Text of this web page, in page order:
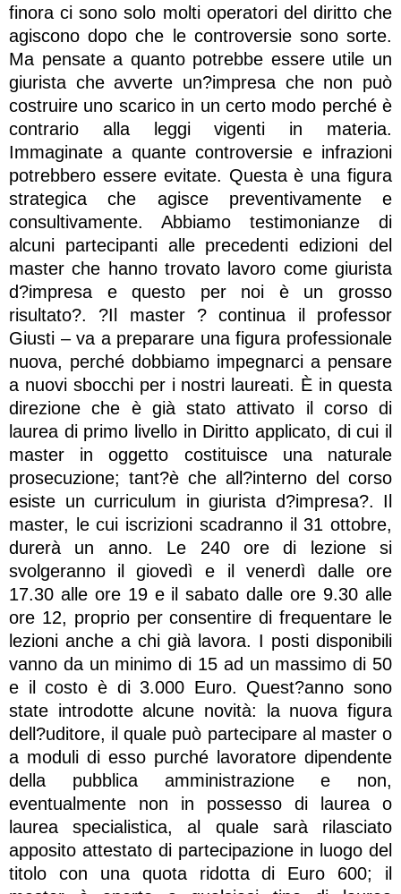
finora ci sono solo molti operatori del diritto che
agiscono dopo che le controversie sono sorte.
Ma pensate a quanto potrebbe essere utile un
giurista che avverte un?impresa che non può
costruire uno scarico in un certo modo perché è
contrario alla leggi vigenti in materia.
Immaginate a quante controversie e infrazioni
potrebbero essere evitate. Questa è una figura
strategica che agisce preventivamente e
consultivamente. Abbiamo testimonianze di
alcuni partecipanti alle precedenti edizioni del
master che hanno trovato lavoro come giurista
d?impresa e questo per noi è un grosso
risultato?. ?Il master ? continua il professor
Giusti – va a preparare una figura professionale
nuova, perché dobbiamo impegnarci a pensare
a nuovi sbocchi per i nostri laureati. È in questa
direzione che è già stato attivato il corso di
laurea di primo livello in Diritto applicato, di cui il
master in oggetto costituisce una naturale
prosecuzione; tant?è che all?interno del corso
esiste un curriculum in giurista d?impresa?. Il
master, le cui iscrizioni scadranno il 31 ottobre,
durerà un anno. Le 240 ore di lezione si
svolgeranno il giovedì e il venerdì dalle ore
17.30 alle ore 19 e il sabato dalle ore 9.30 alle
ore 12, proprio per consentire di frequentare le
lezioni anche a chi già lavora. I posti disponibili
vanno da un minimo di 15 ad un massimo di 50
e il costo è di 3.000 Euro. Quest?anno sono
state introdotte alcune novità: la nuova figura
dell?uditore, il quale può partecipare al master o
a moduli di esso purché lavoratore dipendente
della pubblica amministrazione e non,
eventualmente non in possesso di laurea o
laurea specialistica, al quale sarà rilasciato
apposito attestato di partecipazione in luogo del
titolo con una quota ridotta di Euro 600; il